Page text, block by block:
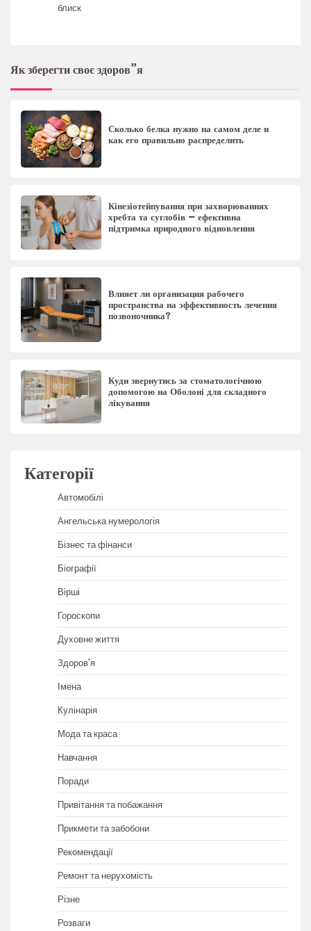
блиск
Як зберегти своє здоров”я
Сколько белка нужно на самом деле и
как его правильно распределить
Кінезіотейпування при захворюваннях
хребта та суглобів – ефективна
підтримка природного відновлення
Влияет ли организация рабочего
пространства на эффективность лечения
позвоночника?
Куди звернутись за стоматологічною
допомогою на Оболоні для складного
лікування
Категорії
Автомобілі
Ангельська нумерологія
Бізнес та фінанси
Біографії
Вірші
Гороскопи
Духовне життя
Здоров'я
Імена
Кулінарія
Мода та краса
Навчання
Поради
Привітання та побажання
Прикмети та забобони
Рекомендації
Ремонт та нерухомість
Різне
Розваги